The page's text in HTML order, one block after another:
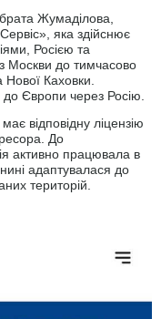
Жумаділова,
яка здійснює
Росією та
Москви до тимчасово
Каховки.
Європи через Росію.
відповідну ліцензію
До
активно працювала в
адаптувалася до
територій.